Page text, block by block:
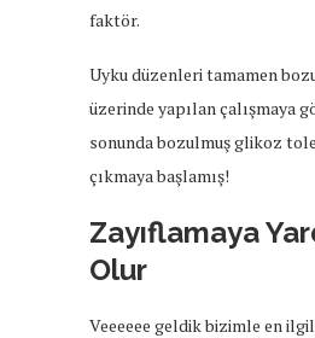
faktör.
Uyku düzenleri tamamen
üzerinde yapılan çalışmaya
sonunda bozulmuş glikoz
çıkmaya başlamış!
Zayıflamaya
Olur
Veeeeee geldik bizimle en